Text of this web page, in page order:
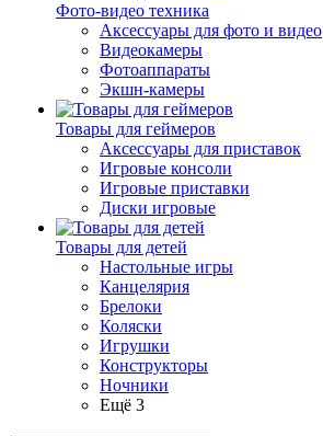
Фото-видео техника
Аксессуары для фото и видео
Видеокамеры
Фотоаппараты
Экшн-камеры
Товары для геймеров
Аксессуары для приставок
Игровые консоли
Игровые приставки
Диски игровые
Товары для детей
Настольные игры
Канцелярия
Брелоки
Коляски
Игрушки
Конструкторы
Ночники
Ещё 3